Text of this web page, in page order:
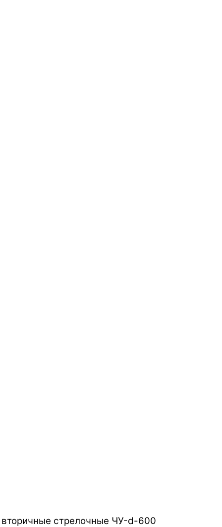
стрелочные ЧУ-d-600